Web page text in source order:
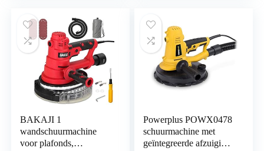
BAKAJI 1
wandschuurmachine
voor plafonds,
Powerplus POWX0478
schuurmachine met
geïntegreerde afzuiging